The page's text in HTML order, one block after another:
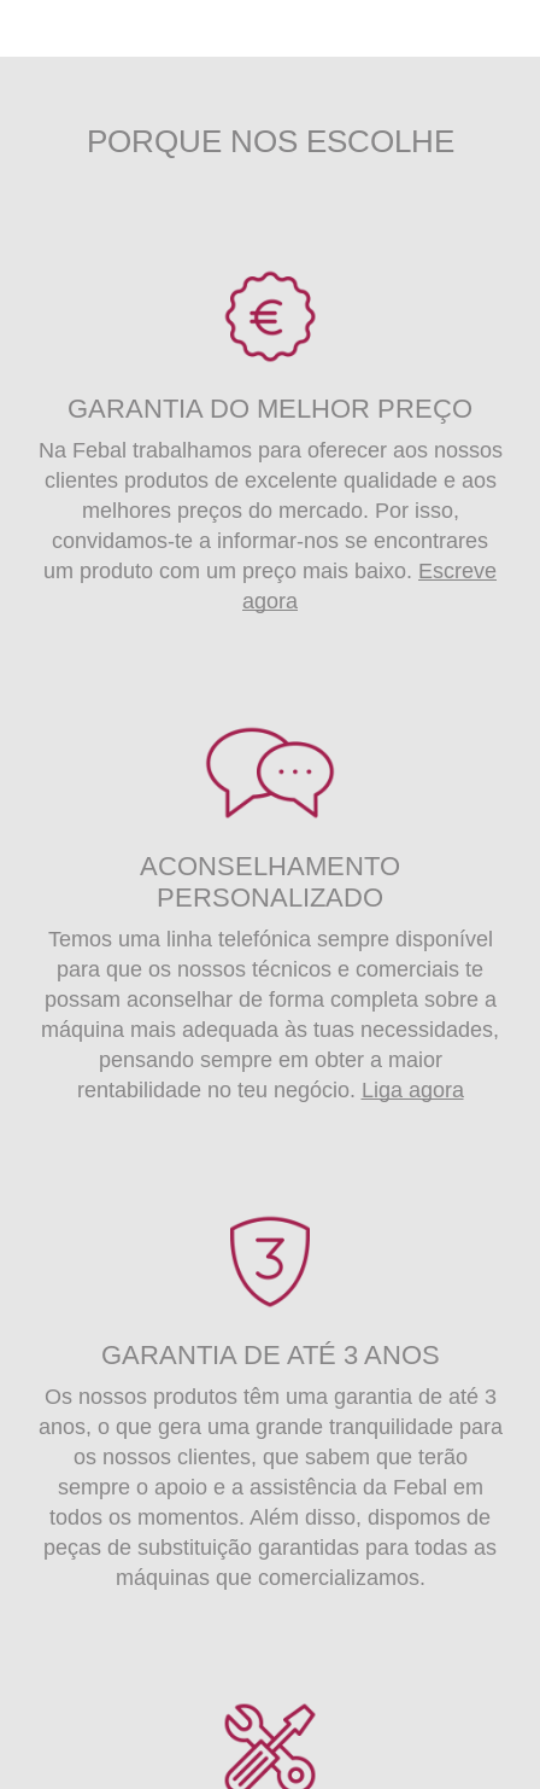
may
be
product
page
PORQUE NOS ESCOLHE
GARANTIA DO MELHOR PREÇO
Na Febal trabalhamos para oferecer aos nossos
clientes produtos de excelente qualidade e aos
melhores preços do mercado. Por isso,
convidamos-te a informar-nos se encontrares
um produto com um preço mais baixo. Escreve
agora
ACONSELHAMENTO
PERSONALIZADO
Temos uma linha telefónica sempre disponível
para que os nossos técnicos e comerciais te
possam aconselhar de forma completa sobre a
máquina mais adequada às tuas necessidades,
pensando sempre em obter a maior
rentabilidade no teu negócio. Liga agora
GARANTIA DE ATÉ 3 ANOS
Os nossos produtos têm uma garantia de até 3
anos, o que gera uma grande tranquilidade para
os nossos clientes, que sabem que terão
sempre o apoio e a assistência da Febal em
todos os momentos. Além disso, dispomos de
peças de substituição garantidas para todas as
máquinas que comercializamos.